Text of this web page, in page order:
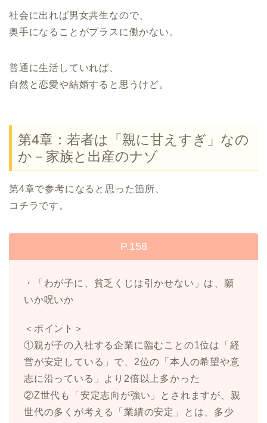
社会に出れば男女共生なので、
奥手になることがプラスに働かない。
普通に生活していれば、
自然と恋愛や結婚すると思うけど。
第4章：若者は「親に甘えすぎ」なの
か－家族と出産のナゾ
第4章で参考になると思った箇所、
コチラです。
P.158
・「わが子に、貧乏くじは引かせない」は、願
いか呪いか
＜ポイント＞
①親が子の入社する企業に臨むことの1位は「経
営が安定している」で、2位の「本人の希望や意
志に沿っている」より2倍以上多かった
②Z世代も「安定志向が強い」とされますが、親
世代の多くが考える「業績の安定」とは、多少